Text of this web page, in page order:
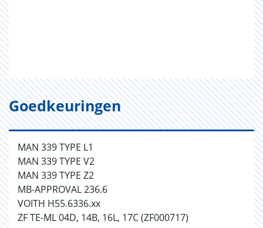
Goedkeuringen
MAN 339 TYPE L1
MAN 339 TYPE V2
MAN 339 TYPE Z2
MB-APPROVAL 236.6
VOITH H55.6336.xx
ZF TE-ML 04D, 14B, 16L, 17C (ZF000717)